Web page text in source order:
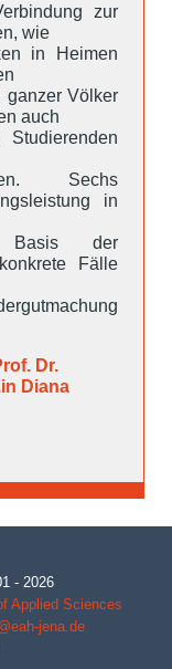
zur
wie
in Heimen
ganzer Völker
auch
Sechs
in
der
Fälle
Dr.
Diana
- 2026
Applied Sciences
jena.de